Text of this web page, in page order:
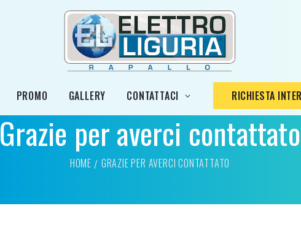
PROMO GALLERY CONTATTACI RICHIESTA
Grazie per averci contattato
HOME GRAZIE PER AVERCI CONTATTATO